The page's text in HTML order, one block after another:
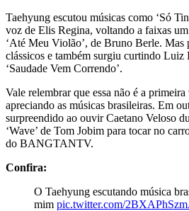
Taehyung escutou músicas como ‘Só
voz de Elis Regina, voltando a faixas
‘Até Meu Violão’, de Bruno Berle. Mas
clássicos e também surgiu curtindo Luiz
‘Saudade Vem Correndo’.
Vale relembrar que essa não é a
apreciando as músicas brasileiras. Em
surpreendido ao ouvir Caetano Veloso
‘Wave’ de Tom Jobim para tocar no
do BANGTANTV.
Confira:
O Taehyung escutando música brasileira é tudo pra
mim pic.twitter.com/